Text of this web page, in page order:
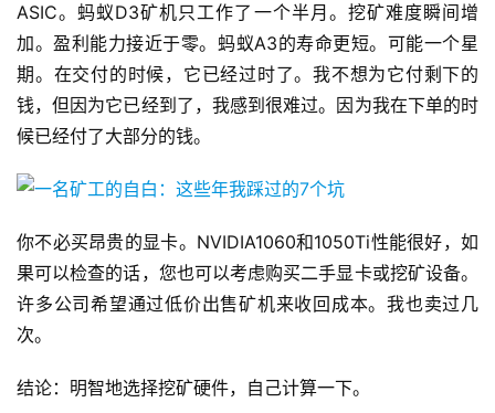
ASIC。蚂蚁D3矿机只工作了一个半月。挖矿难度瞬间增
加。盈利能力接近于零。蚂蚁A3的寿命更短。可能一个星
期。在交付的时候，它已经过时了。我不想为它付剩下的
钱，但因为它已经到了，我感到很难过。因为我在下单的时
候已经付了大部分的钱。
你不必买昂贵的显卡。NVIDIA1060和1050Ti性能很好，如
果可以检查的话，您也可以考虑购买二手显卡或挖矿设备。
许多公司希望通过低价出售矿机来收回成本。我也卖过几
次。
结论：明智地选择挖矿硬件，自己计算一下。